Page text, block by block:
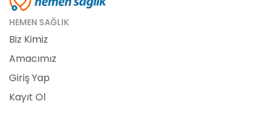
HEMEN SAĞLIK
Biz Kimiz
Amacımız
Giriş Yap
Kayıt Ol